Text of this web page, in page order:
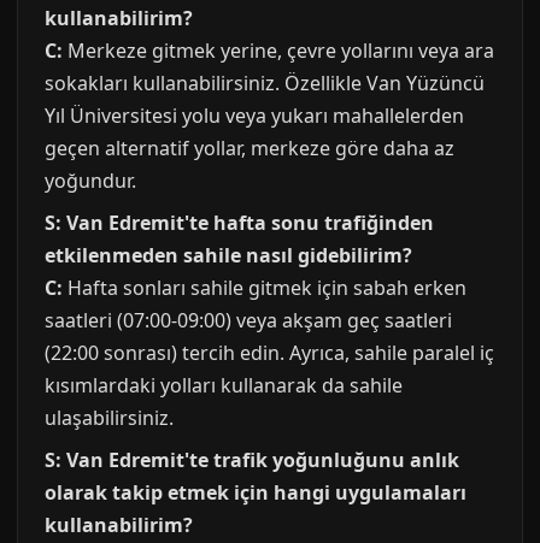
kullanabilirim?
C: Merkeze gitmek yerine, çevre yollarını veya ara
sokakları kullanabilirsiniz. Özellikle Van Yüzüncü
Yıl Üniversitesi yolu veya yukarı mahallelerden
geçen alternatif yollar, merkeze göre daha az
yoğundur.
S: Van Edremit'te hafta sonu trafiğinden
etkilenmeden sahile nasıl gidebilirim?
C: Hafta sonları sahile gitmek için sabah erken
saatleri (07:00-09:00) veya akşam geç saatleri
(22:00 sonrası) tercih edin. Ayrıca, sahile paralel iç
kısımlardaki yolları kullanarak da sahile
ulaşabilirsiniz.
S: Van Edremit'te trafik yoğunluğunu anlık
olarak takip etmek için hangi uygulamaları
kullanabilirim?